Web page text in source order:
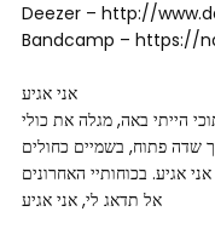
Deezer – http://
Bandcamp – https://
אני אגיע
הייתי באה, מגלה את כולי
אגיע. בכוחותיי האחרונים
אל תדאג לי, אני אגיע